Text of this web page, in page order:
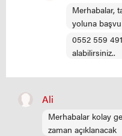
Merhabalar,
yoluna
0552 559
alabilirsiniz..
Ali
Merhabalar kolay
zaman açıklanacak